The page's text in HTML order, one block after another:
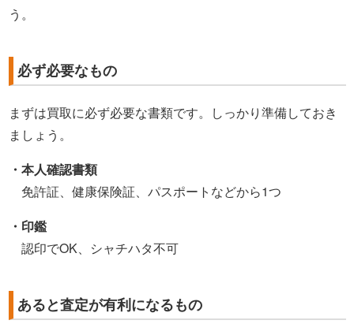
う。
必ず必要なもの
まずは買取に必ず必要な書類です。しっかり準備しておき
ましょう。
・本人確認書類
免許証、健康保険証、パスポートなどから1つ
・印鑑
認印でOK、シャチハタ不可
あると査定が有利になるもの